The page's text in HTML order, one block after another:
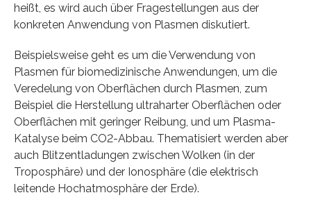
heißt, es wird auch über Fragestellungen aus der
konkreten Anwendung von Plasmen diskutiert.
Beispielsweise geht es um die Verwendung von
Plasmen für biomedizinische Anwendungen, um die
Veredelung von Oberflächen durch Plasmen, zum
Beispiel die Herstellung ultraharter Oberflächen oder
Oberflächen mit geringer Reibung, und um Plasma-
Katalyse beim CO2-Abbau. Thematisiert werden aber
auch Blitzentladungen zwischen Wolken (in der
Troposphäre) und der Ionosphäre (die elektrisch
leitende Hochatmosphäre der Erde).